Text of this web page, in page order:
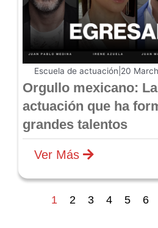
Escuela de actuación 20
Orgullo mexicano:
actuación que ha
grandes talentos
Ver Más
1 2 3 4 5 6